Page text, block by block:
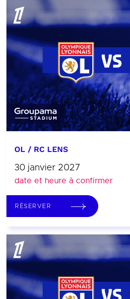
OL / RC LENS
30 janvier 2027
date et heure à confirmer
RÉSERVER